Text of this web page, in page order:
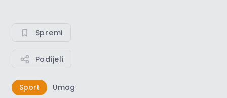
Spremi
Podijeli
Sport Umag